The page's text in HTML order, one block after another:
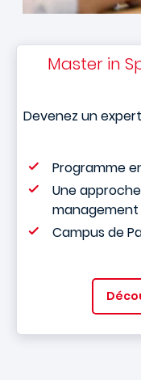
Master in
Devenez un
Programme
Une
Campus de